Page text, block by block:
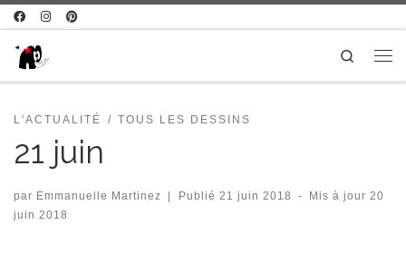
Passer au contenu
Search
L'ACTUALITÉ TOUS LES DESSINS
21 juin
par Emmanuelle Martinez | Publié 21 juin 2018 - Mis à jour 20
juin 2018